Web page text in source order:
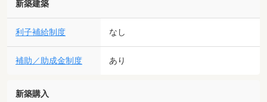
新築建築
利子補給制度 なし
補助／助成金制度 あり
新築購入